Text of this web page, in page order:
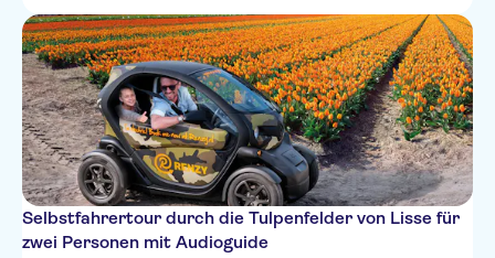
Selbstfahrertour durch die Tulpenfelder von Lisse für
zwei Personen mit Audioguide